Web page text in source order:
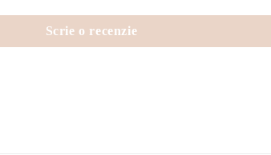
Scrie o recenzie